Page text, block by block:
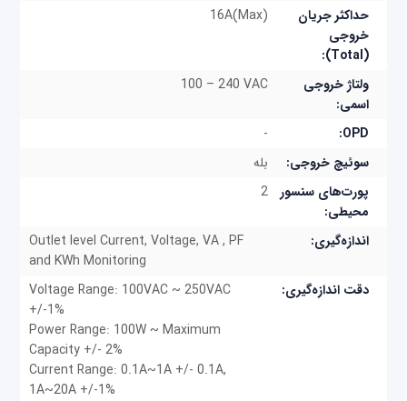
مهم‌ترین ویژگی‌های PE8208G
کنترل خروجی برق از راه دور (روشن، خاموش،
چرخه برق) توسط خروجی‌های جداگانه
می‌شود.
SSL, SMTP, DHCP, NTP, DNS, 10Base-
T/100Base-TX, auto sense, Ping, Telnet
Power-on sequencing- کاربران می‌توانند ترتیب
روشن شدن و زمان تأخیر را برای هر پورت تنظیم کنند
تا تجهیزات به ترتیب روشن شوند و از آسیب رسیدن به
حداکثر جریان
خروجی
(Total):
16A(Max)
ولتاژ خروجی
اسمی:
100 – 240 VAC
OPD:
-
سوئیچ خروجی:
بله
پورت‌های سنسور
محیطی:
2
اندازه‌گیری:
Outlet level Current, Voltage, VA , PF
and KWh Monitoring
دقت اندازه‌گیری:
Voltage Range: 100VAC ~ 250VAC
+/-1%
Power Range: 100W ~ Maximum
Capacity +/- 2%
Current Range: 0.1A~1A +/- 0.1A,
1A~20A +/-1%